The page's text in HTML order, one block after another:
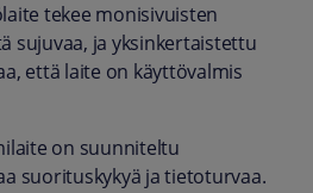
tekee monisivuisten
sujuvaa, ja yksinkertaistettu
että laite on käyttövalmis
on suunniteltu
suorituskykyä ja tietoturvaa.